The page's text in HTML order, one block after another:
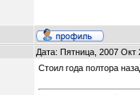
Дата: Пятница, 2007
Стоил года полтора